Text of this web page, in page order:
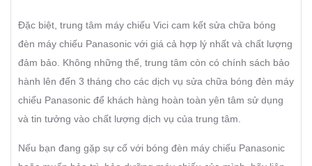
Đặc biệt, trung tâm máy chiếu Vici cam kết sửa chữa bóng
đèn máy chiếu Panasonic với giá cả hợp lý nhất và chất lượng
đảm bảo. Không những thế, trung tâm còn có chính sách bảo
hành lên đến 3 tháng cho các dịch vụ sửa chữa bóng đèn máy
chiếu Panasonic để khách hàng hoàn toàn yên tâm sử dụng
và tin tưởng vào chất lượng dịch vụ của trung tâm.
Nếu bạn đang gặp sự cố với bóng đèn máy chiếu Panasonic